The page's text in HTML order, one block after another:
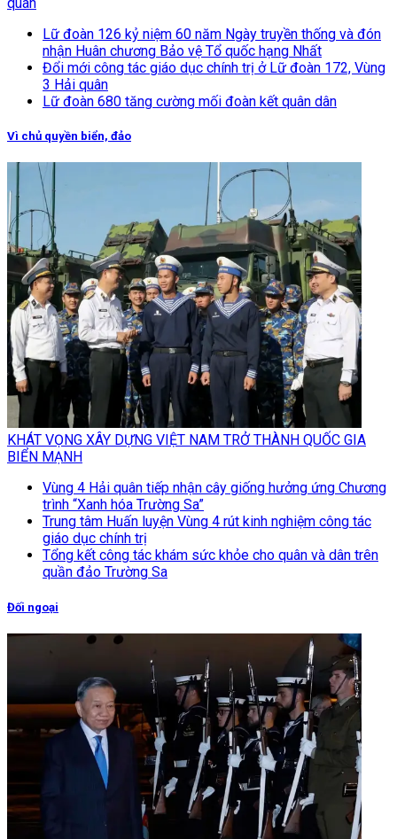
Lữ đoàn 126 kỷ niệm 60 năm Ngày truyền thống và đón
nhận Huân chương Bảo vệ Tổ quốc hạng Nhất
Đổi mới công tác giáo dục chính trị ở Lữ đoàn 172, Vùng
3 Hải quân
Lữ đoàn 680 tăng cường mối đoàn kết quân dân
Vì chủ quyền biển, đảo
KHÁT VỌNG XÂY DỰNG VIỆT NAM TRỞ THÀNH QUỐC GIA
BIỂN MẠNH
Vùng 4 Hải quân tiếp nhận cây giống hưởng ứng Chương
trình “Xanh hóa Trường Sa”
Trung tâm Huấn luyện Vùng 4 rút kinh nghiệm công tác
giáo dục chính trị
Tổng kết công tác khám sức khỏe cho quân và dân trên
quần đảo Trường Sa
Đối ngoại